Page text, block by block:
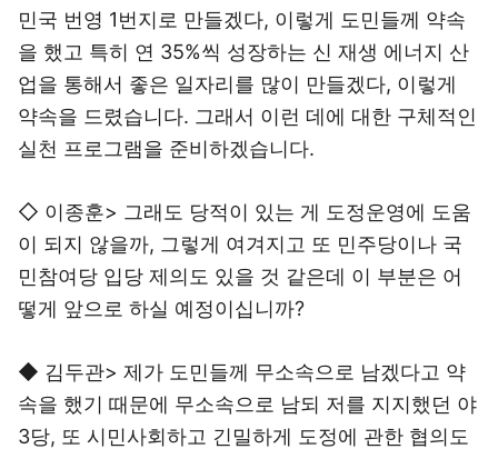
민국 번영 1번지로 만들겠다, 이렇게 도민들께 약속
을 했고 특히 연 35%씩 성장하는 신 재생 에너지 산
업을 통해서 좋은 일자리를 많이 만들겠다, 이렇게
약속을 드렸습니다. 그래서 이런 데에 대한 구체적인
실천 프로그램을 준비하겠습니다.
◇ 이종훈> 그래도 당적이 있는 게 도정운영에 도움
이 되지 않을까, 그렇게 여겨지고 또 민주당이나 국
민참여당 입당 제의도 있을 것 같은데 이 부분은 어
떻게 앞으로 하실 예정이십니까?
◆ 김두관> 제가 도민들께 무소속으로 남겠다고 약
속을 했기 때문에 무소속으로 남되 저를 지지했던 야
3당, 또 시민사회하고 긴밀하게 도정에 관한 협의도